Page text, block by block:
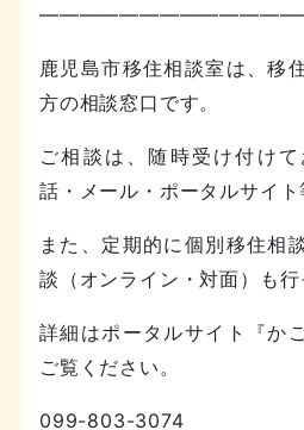
鹿児島市移住相談室は、移
方の相談窓口です。
ご相談は、随時受け付け
話・メール・ポータルサイト
また、定期的に個別移住相
談（オンライン・対面）も行
詳細はポータルサイト『か
ご覧ください。
099-803-3074